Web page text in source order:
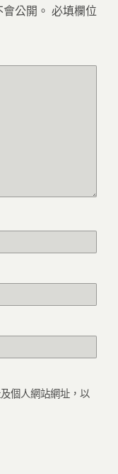
公開。 必填欄位
個人網站網址，以